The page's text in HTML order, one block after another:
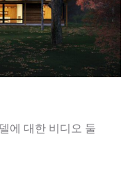
에 대한 비디오 둘